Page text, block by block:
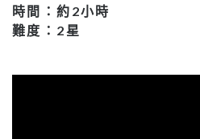
時間：約2小時
難度：2星